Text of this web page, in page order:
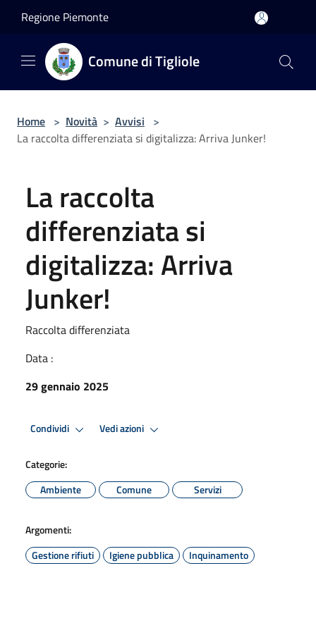
Regione Piemonte
Comune di Tigliole
Home > Novità > Avvisi >
La raccolta differenziata si digitalizza: Arriva Junker!
La raccolta
differenziata si
digitalizza: Arriva
Junker!
Raccolta differenziata
Data :
29 gennaio 2025
Condividi Vedi azioni
Categorie:
Ambiente
Comune Servizi
Argomenti:
Gestione rifiuti
Igiene pubblica Inquinamento